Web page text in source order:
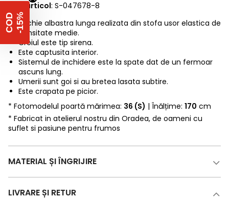
Cod articol: S-047678-8
Rochie albastra lunga realizata din stofa usor elastica de
densitate medie.
Croiul este tip sirena.
Este captusita interior.
Sistemul de inchidere este la spate dat de un fermoar
ascuns lung.
Umerii sunt goi si au bretea lasata subtire.
Este crapata pe picior.
* Fotomodelul poartă mărimea: 36 (S) | Înălțime: 170 cm
* Fabricat in atelierul nostru din Oradea, de oameni cu
suflet si pasiune pentru frumos
MATERIAL ȘI ÎNGRIJIRE
LIVRARE ȘI RETUR
C
O
D
-
1
5 %